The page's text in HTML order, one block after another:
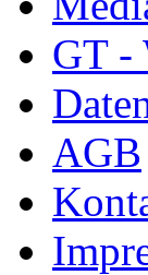
GT -
AGB